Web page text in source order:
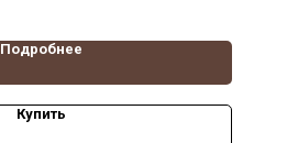
Подробнее
Купить